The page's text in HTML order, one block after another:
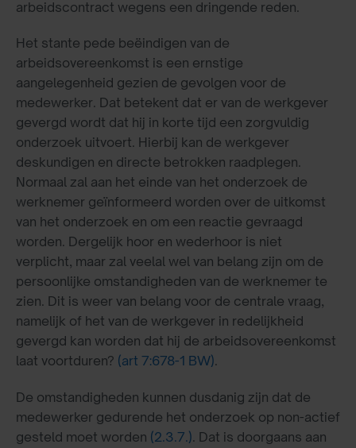
arbeidscontract wegens een dringende reden.
Het stante pede beëindigen van de
arbeidsovereenkomst is een ernstige
aangelegenheid gezien de gevolgen voor de
medewerker. Dat betekent dat er van de werkgever
gevergd wordt dat hij in korte tijd een zorgvuldig
onderzoek uitvoert. Hierbij kan de werkgever
deskundigen en directe betrokken raadplegen.
Normaal zal aan het einde van het onderzoek de
werknemer geïnformeerd worden over de uitkomst
van het onderzoek en om een reactie gevraagd
worden. Dergelijk hoor en wederhoor is niet
verplicht, maar zal veelal wel van belang zijn om de
persoonlijke omstandigheden van de werknemer te
zien. Dit is weer van belang voor de centrale vraag,
namelijk of het van de werkgever in redelijkheid
gevergd kan worden dat hij de arbeidsovereenkomst
laat voortduren? (art 7:678-1 BW).
De omstandigheden kunnen dusdanig zijn dat de
medewerker gedurende het onderzoek op non-actief
gesteld moet worden (2.3.7.). Dat is doorgaans aan